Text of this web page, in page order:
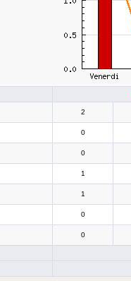
2
0
0
1
1
0
0